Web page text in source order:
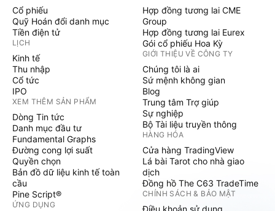
Cổ phiếu
Quỹ Hoán đổi danh mục
Tiền điện tử
LỊCH
Kinh tế
Thu nhập
Cổ tức
IPO
XEM THÊM SẢN PHẨM
Dòng Tin tức
Danh mục đầu tư
Fundamental Graphs
Đường cong lợi suất
Quyền chọn
Bản đồ dữ liệu kinh tế toàn
cầu
Pine Script®
ỨNG DỤNG
Hợp đồng tương lai CME
Group
Hợp đồng tương lai Eurex
Gói cổ phiếu Hoa Kỳ
GIỚI THIỆU VỀ CÔNG TY
Chúng tôi là ai
Sứ mệnh không gian
Blog
Trung tâm Trợ giúp
Sự nghiệp
Bộ Tài liệu truyền thông
HÀNG HÓA
Cửa hàng TradingView
Lá bài Tarot cho nhà giao
dịch
Đồng hồ The C63 TradeTime
CHÍNH SÁCH & BẢO MẬT
Điều khoản sử dụng